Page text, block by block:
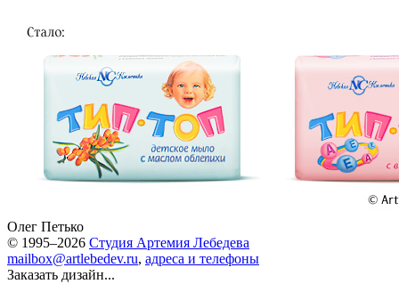
Олег Петько
© 1995–2026 Студия Артемия Лебедева
mailbox@artlebedev.ru, адреса и телефоны
Заказать дизайн...